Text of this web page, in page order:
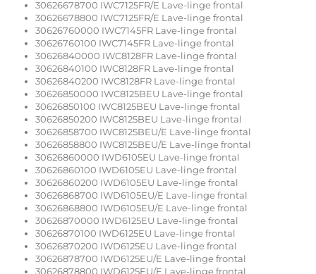
30626678700 IWC7125FR/E Lave-linge frontal
30626678800 IWC7125FR/E Lave-linge frontal
30626760000 IWC7145FR Lave-linge frontal
30626760100 IWC7145FR Lave-linge frontal
30626840000 IWC8128FR Lave-linge frontal
30626840100 IWC8128FR Lave-linge frontal
30626840200 IWC8128FR Lave-linge frontal
30626850000 IWC8125BEU Lave-linge frontal
30626850100 IWC8125BEU Lave-linge frontal
30626850200 IWC8125BEU Lave-linge frontal
30626858700 IWC8125BEU/E Lave-linge frontal
30626858800 IWC8125BEU/E Lave-linge frontal
30626860000 IWD6105EU Lave-linge frontal
30626860100 IWD6105EU Lave-linge frontal
30626860200 IWD6105EU Lave-linge frontal
30626868700 IWD6105EU/E Lave-linge frontal
30626868800 IWD6105EU/E Lave-linge frontal
30626870000 IWD6125EU Lave-linge frontal
30626870100 IWD6125EU Lave-linge frontal
30626870200 IWD6125EU Lave-linge frontal
30626878700 IWD6125EU/E Lave-linge frontal
30626878800 IWD6125EU/E Lave-linge frontal